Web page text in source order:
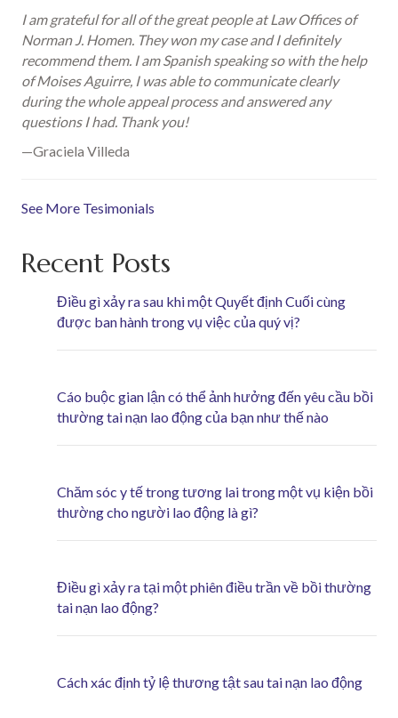
I am grateful for all of the great people at Law Offices of
Norman J. Homen. They won my case and I definitely
recommend them. I am Spanish speaking so with the help
of Moises Aguirre, I was able to communicate clearly
during the whole appeal process and answered any
questions I had. Thank you!
—Graciela Villeda
See More Tesimonials
Recent Posts
Điều gì xảy ra sau khi một Quyết định Cuối cùng
được ban hành trong vụ việc của quý vị?
Cáo buộc gian lận có thể ảnh hưởng đến yêu cầu bồi
thường tai nạn lao động của bạn như thế nào
Chăm sóc y tế trong tương lai trong một vụ kiện bồi
thường cho người lao động là gì?
Điều gì xảy ra tại một phiên điều trần về bồi thường
tai nạn lao động?
Cách xác định tỷ lệ thương tật sau tai nạn lao động